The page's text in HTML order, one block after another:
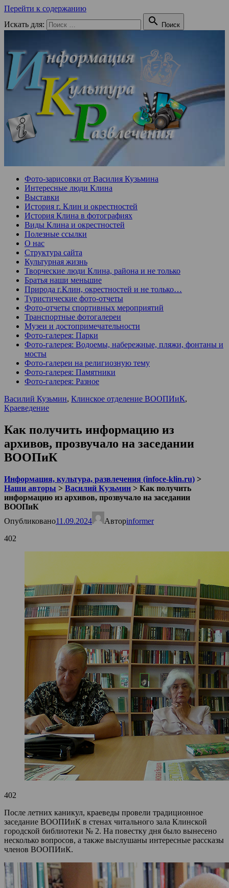
Перейти к содержанию
Искать для:
 Поиск
Фото-зарисовки от Василия Кузьмина
Интересные люди Клина
Выставки
История г. Клин и окрестностей
История Клина в фотографиях
Виды Клина и окрестностей
Полезные ссылки
О нас
Структура сайта
Культурная жизнь
Творческие люди Клина, района и не только
Братья наши меньшие
Природа г.Клин, окрестностей и не только…
Туристические фото-отчеты
Фото-отчеты спортивных мероприятий
Транспортные фотогалереи
Музеи и достопримечательности
Фото-галерея: Парки
Фото-галерея: Водоемы, набережные, пляжи, фонтаны и
мосты
Фото-галереи на религиозную тему
Фото-галерея: Памятники
Фото-галерея: Разное
Василий Кузьмин, Клинское отделение ВООПИиК,
Краеведение
Как получить информацию из
архивов, прозвучало на заседании
ВООПиК
Информация, культура, развлечения (infoce-klin.ru) >
Наши авторы > Василий Кузьмин > Как получить
информацию из архивов, прозвучало на заседании
ВООПиК
Опубликовано11.09.2024 Авторinformer
402
402
После летних каникул, краеведы провели традиционное
заседание ВООПИиК в стенах читального зала Клинской
городской библиотеки № 2. На повестку дня было вынесено
несколько вопросов, а также выслушаны интересные рассказы
членов ВООПИиК.